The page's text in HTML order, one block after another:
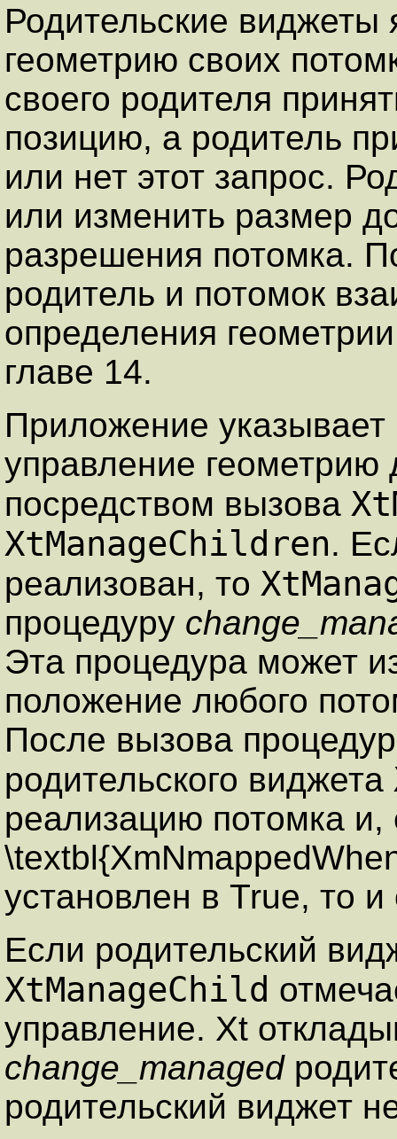
Родительские виджеты
геометрию своих
своего родителя
позицию, а родитель
или нет этот запрос.
или изменить размер
разрешения потомка.
родитель и потомок
определения
главе 14.
Приложение указывает
управление геометрию
посредством вызова
XtManageChildren.
реализован, то
процедуру
Эта процедура может
положение любого
После вызова
родительского виджета
реализацию потомка и,
установлен в True, то и
Если родительский
XtManageChild
управление. Xt
change_managed
родительский виджет